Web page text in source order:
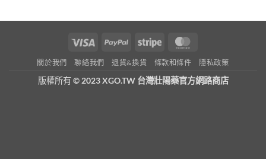
NT$11,900.00
Visa PayPal Stripe
關於我們 聯絡我們 退貨&換貨 條款和條件 隱私政策
版權所有© 2023 XGO.TW 台灣壯陽藥官方網路商店